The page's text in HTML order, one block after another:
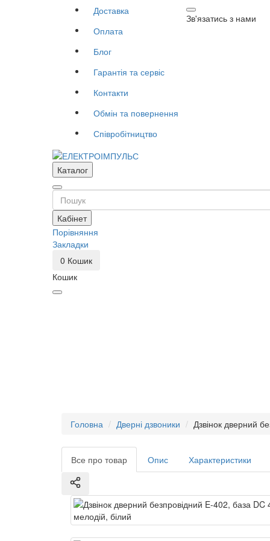
Доставка
Оплата
Блог
Гарантія та сервіс
Контакти
Обмін та повернення
Співробітництво
Зв'язатись з нами
Каталог
Кабінет
Порівняння
Закладки
0 Кошик
Кошик
Головна Дверні дзвоники Дзвінок дверний
Все про товар Опис Характеристики